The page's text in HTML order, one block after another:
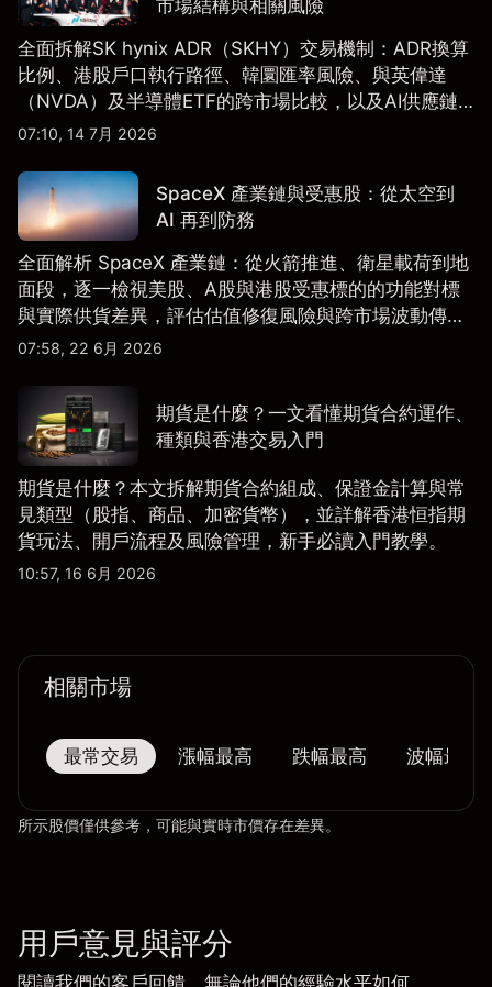
市場結構與相關風險
全面拆解SK hynix ADR（SKHY）交易機制：ADR換算
比例、港股戶口執行路徑、韓圜匯率風險、與英偉達
（NVDA）及半導體ETF的跨市場比較，以及AI供應鏈
配置框架，適合香港及亞洲投資者參考。
07:10, 14 7月 2026
SpaceX 產業鏈與受惠股：從太空到
AI 再到防務
全面解析 SpaceX 產業鏈：從火箭推進、衛星載荷到地
面段，逐一檢視美股、A股與港股受惠標的的功能對標
與實際供貨差異，評估估值修復風險與跨市場波動傳
導。
07:58, 22 6月 2026
期貨是什麼？一文看懂期貨合約運作、
種類與香港交易入門
期貨是什麼？本文拆解期貨合約組成、保證金計算與常
見類型（股指、商品、加密貨幣），並詳解香港恒指期
貨玩法、開戶流程及風險管理，新手必讀入門教學。
10:57, 16 6月 2026
相關市場
最常交易 漲幅最高 跌幅最高 波幅最大
所示股價僅供參考，可能與實時市價存在差異。
用戶意見與評分